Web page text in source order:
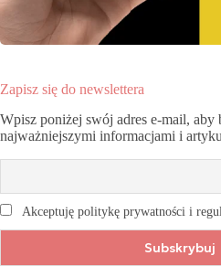
Zapisz się do newslettera
Wpisz poniżej swój adres e-mail, aby
najważniejszymi informacjami i
Akceptuję politykę prywatności i